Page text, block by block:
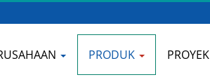
PRODUK PROYEK